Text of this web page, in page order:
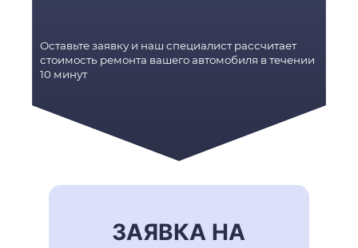
Оставьте заявку и наш специалист рассчитает
стоимость ремонта вашего автомобиля в течении
10 минут
ЗАЯВКА НА